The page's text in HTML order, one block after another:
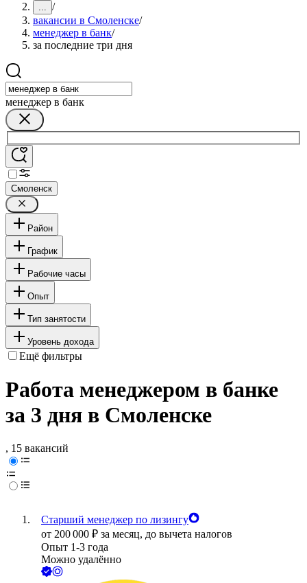
... /
вакансии в Смоленске/
менеджер в банк/
за последние три дня
менеджер в банк
Смоленск
Район
График
Рабочие часы
Опыт
Тип занятости
Уровень дохода
Ещё фильтры
Работа менеджером в банке
за 3 дня в Смоленске
, 15 вакансий
Старший менеджер по лизингу
от 200 000 ₽ за месяц, до вычета налогов
Опыт 1-3 года
Можно удалённо